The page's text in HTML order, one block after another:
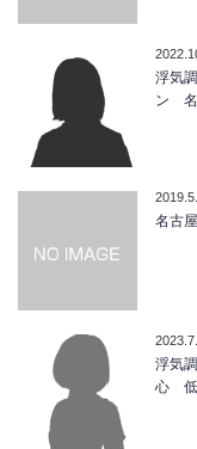
浮気
ン
名古
浮気
心 低